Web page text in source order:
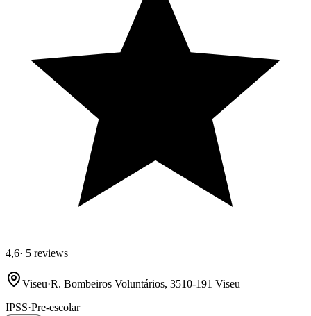
4,6· 5 reviews
Viseu·R. Bombeiros Voluntários, 3510-191 Viseu
IPSS·Pre-escolar